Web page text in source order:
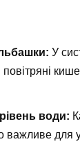
У
води:
важливе для